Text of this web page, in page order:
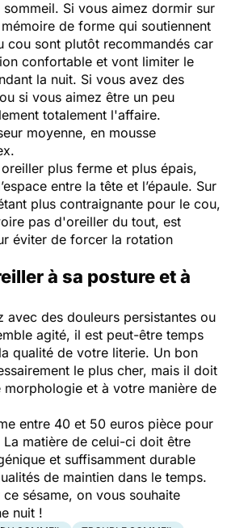
Si vous aimez dormir sur
de forme qui soutiennent
cou sont plutôt recommandés car
confortable et vont limiter le
la nuit. Si vous avez des
si vous aimez être un peu
totalement l'affaire.
moyenne, en mousse
plus ferme et plus épais,
entre la tête et l’épaule. Sur
plus contraignante pour le cou,
pas d'oreiller du tout, est
éviter de forcer la rotation
à sa posture et à
avec des douleurs persistantes ou
agité, il est peut-être temps
qualité de votre literie. Un bon
le plus cher, mais il doit
et à votre manière de
entre 40 et 50 euros pièce pour
matière de celui-ci doit être
et suffisamment durable
de maintien dans le temps.
sésame, on vous souhaite
nuit !